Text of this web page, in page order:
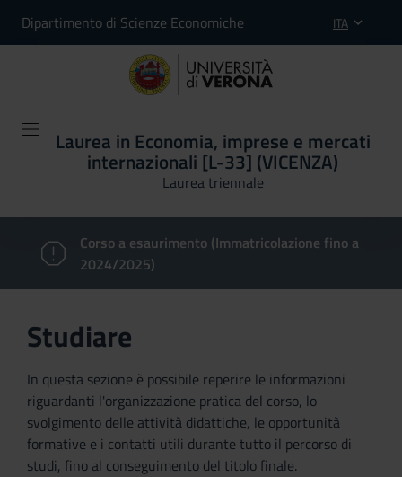
Dipartimento di Scienze Economiche ITA
Laurea in Economia, imprese e mercati
internazionali [L-33] (VICENZA)
Laurea triennale
Corso a esaurimento (Immatricolazione fino a
2024/2025)
Studiare
In questa sezione è possibile reperire le informazioni
riguardanti l'organizzazione pratica del corso, lo
svolgimento delle attività didattiche, le opportunità
formative e i contatti utili durante tutto il percorso di
studi, fino al conseguimento del titolo finale.